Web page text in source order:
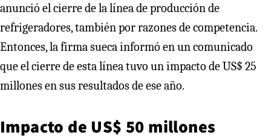
anunció el cierre de la línea de producción de
refrigeradores, también por razones de competencia.
Entonces, la firma sueca informó en un comunicado
que el cierre de esta línea tuvo un impacto de US$ 25
millones en sus resultados de ese año.
Impacto de US$ 50 millones